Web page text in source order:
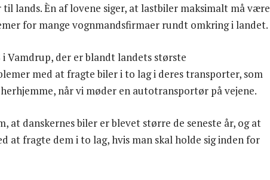
lands. Èn af lovene siger, at lastbiler maksimalt må være
for mange vognmandsfirmaer rundt omkring i landet.
i Vamdrup, der er blandt landets største
med at fragte biler i to lag i deres transporter, som
når vi møder en autotransportør på vejene.
at danskernes biler er blevet større de seneste år, og at
at fragte dem i to lag, hvis man skal holde sig inden for